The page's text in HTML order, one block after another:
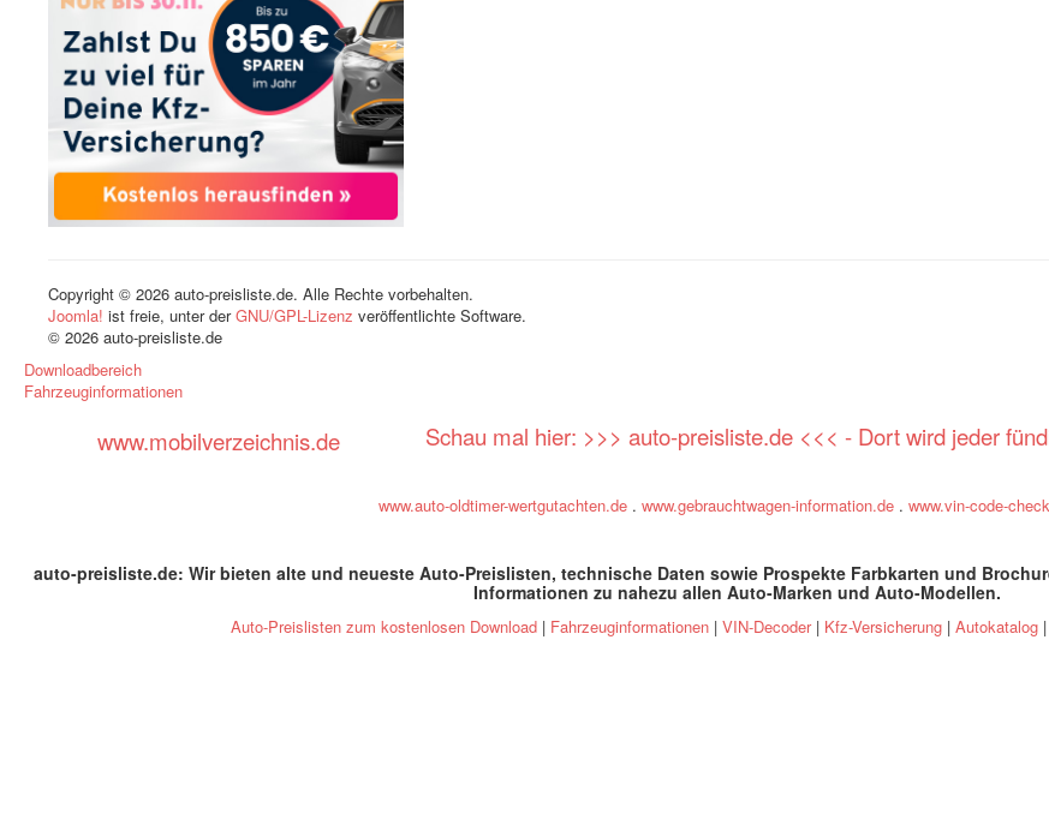
Copyright © 2026 auto-preisliste.de. Alle Rechte vorbehalten.
Joomla! ist freie, unter derGNU/GPL-Lizenz veröffentlichte Software.
© 2026 auto-preisliste.de
Downloadbereich
Fahrzeuginformationen
www.mobilverzeichnis.de Schau mal hier: >>> auto-preisliste.de <<< - Dort wird jeder
www.auto-oldtimer-wertgutachten.de . www.gebrauchtwagen-information.de . www.vin-code-
auto-preisliste.de: Wir bieten alte und neueste Auto-Preislisten, technische Daten sowie Prospekte Farbkarten und
Informationen zu nahezu allen Auto-Marken und Auto-Modellen.
Auto-Preislisten zum kostenlosen Download| Fahrzeuginformationen| VIN-Decoder| Kfz-Versicherung| Autokatalog|